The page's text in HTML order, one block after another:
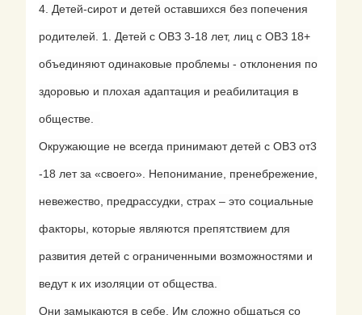
4. Детей-сирот и детей оставшихся без попечения
родителей. 1. Детей с ОВЗ 3-18 лет, лиц с ОВЗ 18+
объединяют одинаковые проблемы - отклонения по
здоровью и плохая адаптация и реабилитация в
обществе.
Окружающие не всегда принимают детей с ОВЗ от3
-18 лет за «своего». Непонимание, пренебрежение,
невежество, предрассудки, страх – это социальные
факторы, которые являются препятствием для
развития детей с ограниченными возможностями и
ведут к их изоляции от общества.
Они замыкаются в себе. Им сложно общаться со